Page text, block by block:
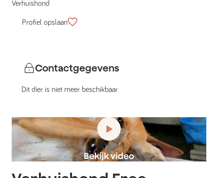
Verhuishond
Profiel opslaan
Contactgegevens
Dit dier is niet meer beschikbaar